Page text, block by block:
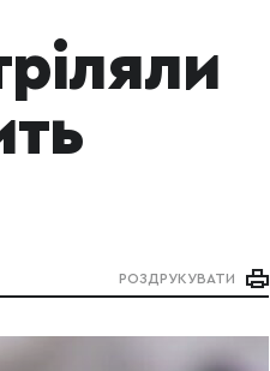
РОЗДРУКУВАТИ